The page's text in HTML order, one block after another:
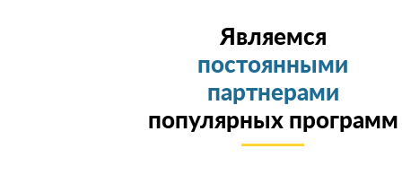
Являемся
постоянными
партнерами
популярных программ